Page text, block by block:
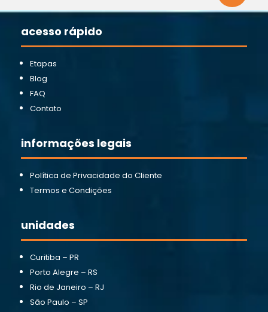
acesso rápido
Etapas
Blog
FAQ
Contato
informações legais
Política de Privacidade do Cliente
Termos e Condições
unidades
Curitiba – PR
Porto Alegre – RS
Rio de Janeiro – RJ
São Paulo – SP